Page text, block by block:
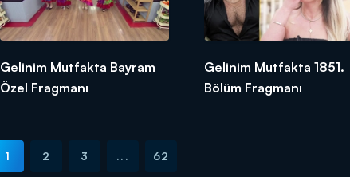
Gelinim Mutfakta Bayram
Özel Fragmanı
Gelinim Mutfakta 1851.
Bölüm Fragmanı
1 2 3 ... 62